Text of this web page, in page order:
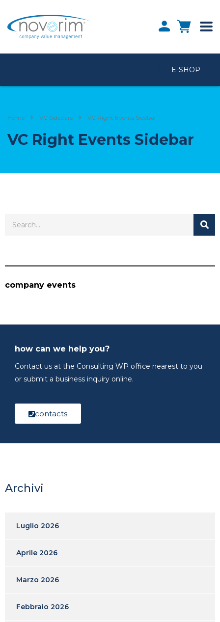
E-SHOP
Home VC Sidebars VC Right Events Sidebar
VC Right Events Sidebar
company events
how can we help you?
Contact us at the Consulting WP office nearest to you
or submit a business inquiry online.
contacts
Archivi
Luglio 2026
Aprile 2026
Marzo 2026
Febbraio 2026